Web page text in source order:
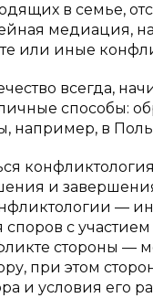
в семье,
медиация,
или иные
всегда,
способы:
например, в
и
—
с
стороны —
при этом
и условия его